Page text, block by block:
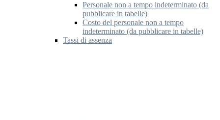
Personale non a tempo indeterminato (da
pubblicare in tabelle)
Costo del personale non a tempo
indeterminato (da pubblicare in tabelle)
Tassi di assenza